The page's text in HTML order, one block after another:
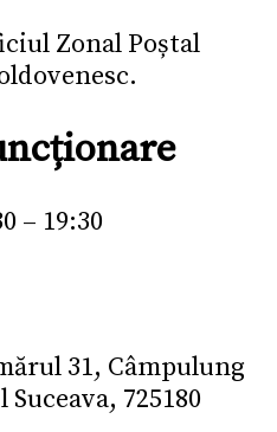
Zonal Poștal
– 19:30
31, Câmpulung
725180